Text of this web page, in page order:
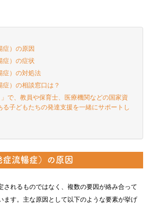
症）の原因
症）の症状
症）の対処法
）の相談窓口は？
」で、教員や保育士、医療機関などの国家資
子どもたちの発達支援を一緒にサポートし
症流暢症）の原因
されるものではなく、複数の要因が絡み合って
ます。主な原因として以下のような要素が挙げ